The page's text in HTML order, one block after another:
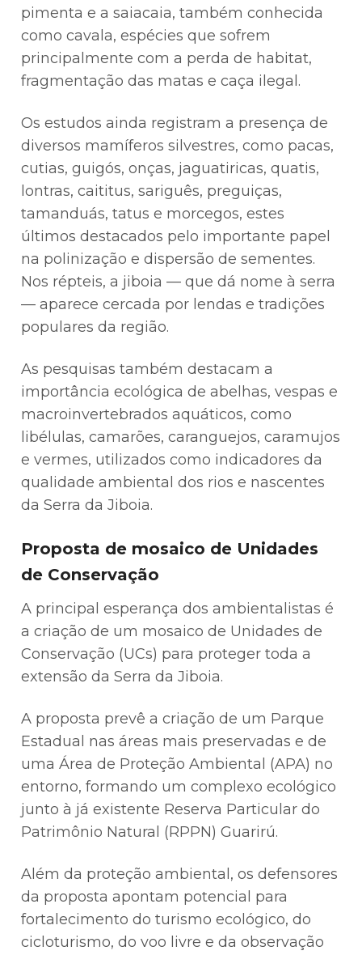
pimenta e a saiacaia, também conhecida
como cavala, espécies que sofrem
principalmente com a perda de habitat,
fragmentação das matas e caça ilegal.
Os estudos ainda registram a presença de
diversos mamíferos silvestres, como pacas,
cutias, guigós, onças, jaguatiricas, quatis,
lontras, caititus, sariguês, preguiças,
tamanduás, tatus e morcegos, estes
últimos destacados pelo importante papel
na polinização e dispersão de sementes.
Nos répteis, a jiboia — que dá nome à serra
— aparece cercada por lendas e tradições
populares da região.
As pesquisas também destacam a
importância ecológica de abelhas, vespas e
macroinvertebrados aquáticos, como
libélulas, camarões, caranguejos, caramujos
e vermes, utilizados como indicadores da
qualidade ambiental dos rios e nascentes
da Serra da Jiboia.
Proposta de mosaico de Unidades
de Conservação
A principal esperança dos ambientalistas é
a criação de um mosaico de Unidades de
Conservação (UCs) para proteger toda a
extensão da Serra da Jiboia.
A proposta prevê a criação de um Parque
Estadual nas áreas mais preservadas e de
uma Área de Proteção Ambiental (APA) no
entorno, formando um complexo ecológico
junto à já existente Reserva Particular do
Patrimônio Natural (RPPN) Guarirú.
Além da proteção ambiental, os defensores
da proposta apontam potencial para
fortalecimento do turismo ecológico, do
cicloturismo, do voo livre e da observação